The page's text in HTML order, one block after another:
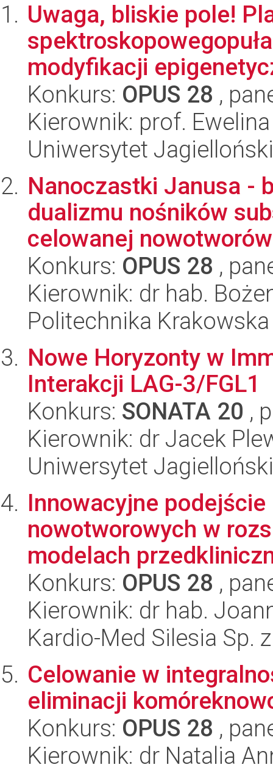
Uwaga, bliskie pole!
modyfikacji
Konkurs: OPUS 28 ,
Kierownik: prof.
Uniwersytet Jagielloński
Nanoczastki Janusa -
dualizmu nośników
celowanej
Konkurs: OPUS 28 ,
Kierownik: dr hab.
Politechnika
Nowe Horyzonty w
Interakcji LAG-3/FGL1
Konkurs: SONATA 20 ,
Kierownik: dr Jacek
Uniwersytet Jagielloński
Innowacyjne
nowotworowych w
modelach
Konkurs: OPUS 28 ,
Kierownik: dr hab.
Kardio-Med Silesia Sp.
Celowanie w
eliminacji
Konkurs: OPUS 28 ,
Kierownik: dr Natalia